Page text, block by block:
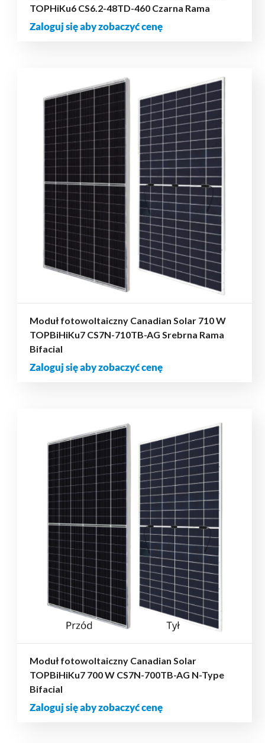
TOPHiKu6 CS6.2-48TD-460 Czarna Rama
Zaloguj się aby zobaczyć cenę
Moduł fotowoltaiczny Canadian Solar 710 W
TOPBiHiKu7 CS7N-710TB-AG Srebrna Rama
Bifacial
Zaloguj się aby zobaczyć cenę
Moduł fotowoltaiczny Canadian Solar
TOPBiHiKu7 700 W CS7N-700TB-AG N-Type
Bifacial
Zaloguj się aby zobaczyć cenę